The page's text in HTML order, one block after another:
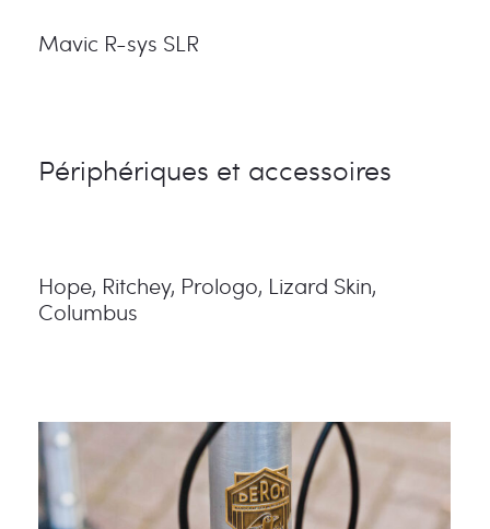
Mavic R-sys SLR
Périphériques et accessoires
Hope, Ritchey, Prologo, Lizard Skin,
Columbus